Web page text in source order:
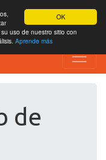
OK
uso de nuestro sitio con
Aprende más
de